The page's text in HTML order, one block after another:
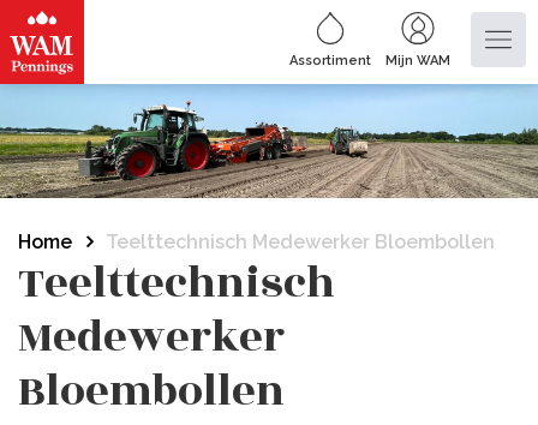
Assortiment Mijn WAM
Home Teelttechnisch Medewerker Bloembollen
Teelttechnisch
Medewerker
Bloembollen